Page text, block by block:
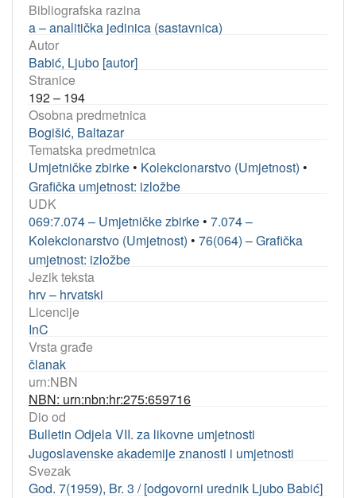
Bibliografska razina
a – analitička jedinica (sastavnica)
Autor
Babić, Ljubo [autor]
Stranice
192 – 194
Osobna predmetnica
Bogišić, Baltazar
Tematska predmetnica
Umjetničke zbirke • Kolekcionarstvo (Umjetnost) •
Grafička umjetnost: izložbe
UDK
069:7.074 – Umjetničke zbirke • 7.074 –
Kolekcionarstvo (Umjetnost) • 76(064) – Grafička
umjetnost: izložbe
Jezik teksta
hrv – hrvatski
Licencije
InC
Vrsta građe
članak
urn:NBN
NBN: urn:nbn:hr:275:659716
Dio od
Bulletin Odjela VII. za likovne umjetnosti
Jugoslavenske akademije znanosti i umjetnosti
Svezak
God. 7(1959), Br. 3 / [odgovorni urednik Ljubo Babić]